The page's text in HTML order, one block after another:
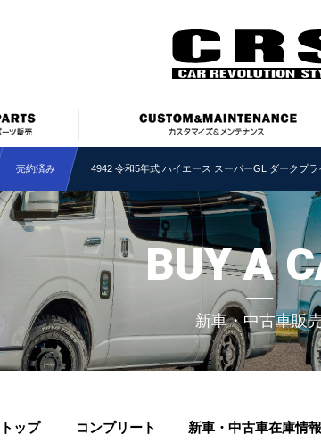
売約済み 4942 令和5年式 ハイエース スーパーGL ダークプ
BUY A
新車・中古車販
ップ コンプリート 新車・中古車在庫情報